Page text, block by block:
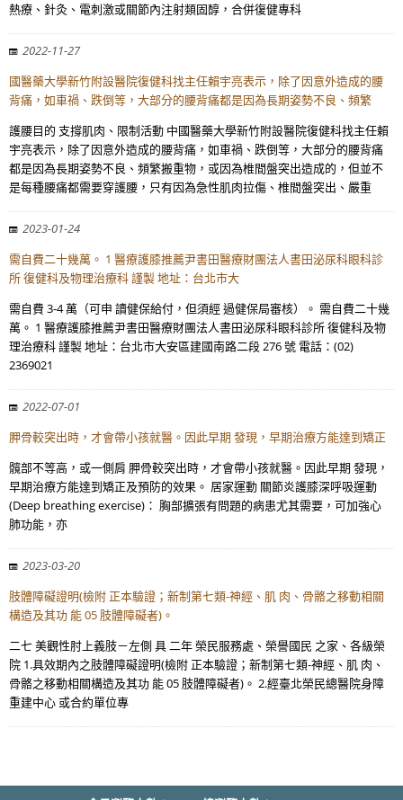
熱療、針灸、電刺激或關節內注射類固醇，合併復健專科
2022-11-27
國醫藥大學新竹附設醫院復健科找主任賴宇亮表示，除了因意外造成的腰
背痛，如車禍、跌倒等，大部分的腰背痛都是因為長期姿勢不良、頻繁
護腰目的 支撐肌肉、限制活動 中國醫藥大學新竹附設醫院復健科找主任賴
宇亮表示，除了因意外造成的腰背痛，如車禍、跌倒等，大部分的腰背痛
都是因為長期姿勢不良、頻繁搬重物，或因為椎間盤突出造成的，但並不
是每種腰痛都需要穿護腰，只有因為急性肌肉拉傷、椎間盤突出、嚴重
2023-01-24
需自費二十幾萬。 1 醫療護膝推薦尹書田醫療財團法人書田泌尿科眼科診
所 復健科及物理治療科 謹製 地址：台北市大
需自費 3-4 萬（可申 讀健保給付，但須經 過健保局審核）。 需自費二十幾
萬。 1 醫療護膝推薦尹書田醫療財團法人書田泌尿科眼科診所 復健科及物
理治療科 謹製 地址：台北市大安區建國南路二段 276 號 電話：(02)
2369021
2022-07-01
胛骨較突出時，才會帶小孩就醫。因此早期 發現，早期治療方能達到矯正
髖部不等高，或一側肩 胛骨較突出時，才會帶小孩就醫。因此早期 發現，
早期治療方能達到矯正及預防的效果。 居家運動 關節炎護膝深呼吸運動
(Deep breathing exercise)： 胸部擴張有問題的病患尤其需要，可加強心
肺功能，亦
2023-03-20
肢體障礙證明(檢附 正本驗證；新制第七類-神經、肌 肉、骨骼之移動相關
構造及其功 能 05 肢體障礙者)。
二七 美觀性肘上義肢－左側 具 二年 榮民服務處、榮譽國民 之家、各級榮
院 1.具效期內之肢體障礙證明(檢附 正本驗證；新制第七類-神經、肌 肉、
骨骼之移動相關構造及其功 能 05 肢體障礙者)。 2.經臺北榮民總醫院身障
重建中心 或合約單位專